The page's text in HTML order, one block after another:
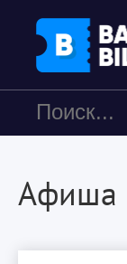
Афиша